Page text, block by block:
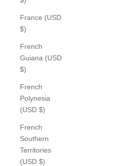
France (USD
$)
French
Guiana (USD
$)
French
Polynesia
(USD $)
French
Southern
Territories
(USD $)